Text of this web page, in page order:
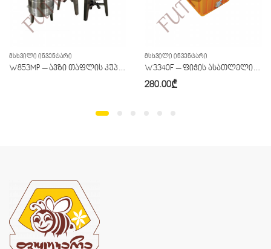
ᲛᲡᲮᲕᲘᲚᲘ ᲘᲜᲕᲔᲜᲢᲐᲠᲘ
W853MP – ავზი თაფლის კუპაჟრების შემრევით და გამათბობლით
ᲛᲡᲮᲕᲘᲚᲘ ᲘᲜᲕᲔᲜᲢᲐᲠᲘ
W3340F – ფიჭის ასათლელი პლასტიკის ავზით
280.00₾